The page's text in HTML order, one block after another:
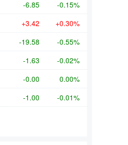
-6.85 -0.15%
+3.42 +0.30%
-19.58 -0.55%
-1.63 -0.02%
-0.00 0.00%
-1.00 -0.01%